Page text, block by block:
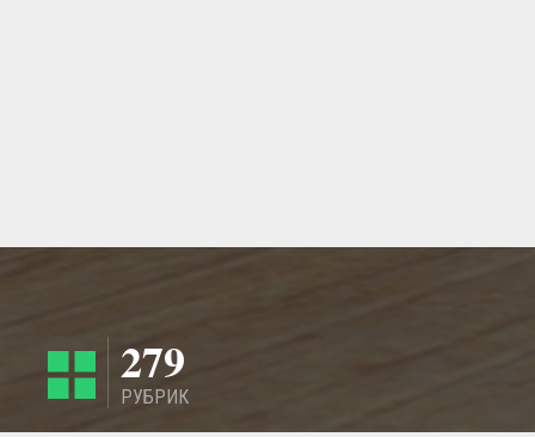
279
РУБРИК